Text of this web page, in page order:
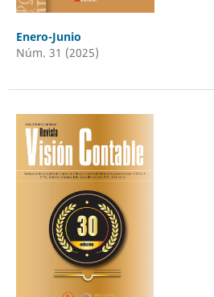
Enero-Junio
Núm. 31 (2025)